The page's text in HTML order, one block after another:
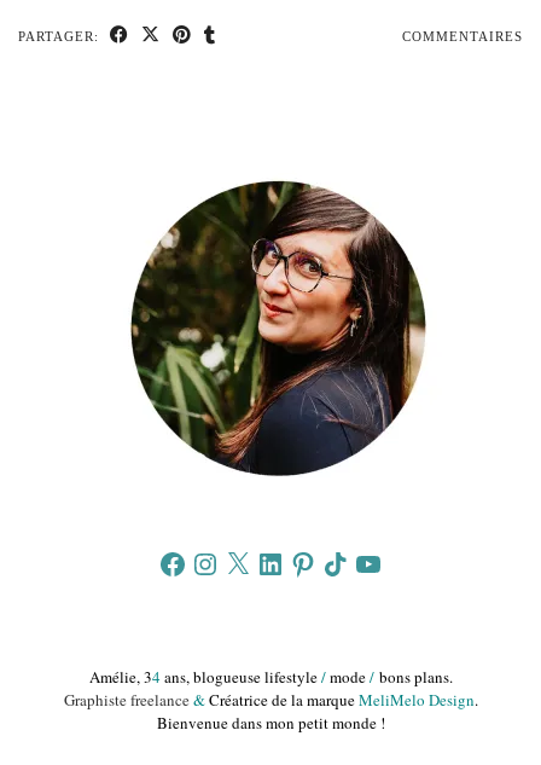
PARTAGER: COMMENTAIRES
FacebookInstagram
X LinkedInPinterestTikTokYouTube
Amélie, 34ans, blogueuse lifestyle/mode/bons plans.
Graphiste freelance&Créatrice de la marqueMeliMelo Design.
Bienvenue dans mon petit monde !